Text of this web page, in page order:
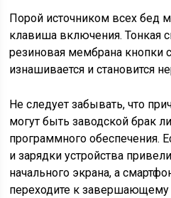
Порой источником всех бед
клавиша включения. Тонкая
резиновая мембрана кнопки
изнашивается и становится
Не следует забывать, что
могут быть заводской брак
программного обеспечения.
и зарядки устройства
начального экрана, а
переходите к завершающему